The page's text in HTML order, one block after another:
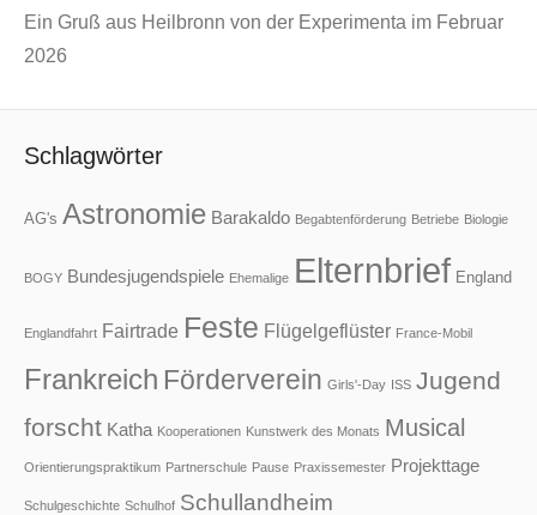
Ein Gruß aus Heilbronn von der Experimenta im Februar
2026
Schlagwörter
AG's Astronomie Barakaldo Begabtenförderung Betriebe Biologie
BOGY Bundesjugendspiele Ehemalige Elternbrief England
Englandfahrt Fairtrade Feste Flügelgeflüster France-Mobil
Frankreich Förderverein Girls'-Day ISS Jugend
forscht Katha Kooperationen Kunstwerk des Monats Musical
Orientierungspraktikum Partnerschule Pause Praxissemester Projekttage
Schulgeschichte Schulhof Schullandheim